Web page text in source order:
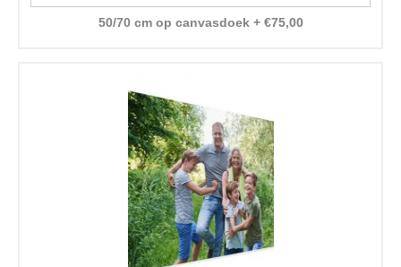
50/70 cm op canvasdoek+ €75,00